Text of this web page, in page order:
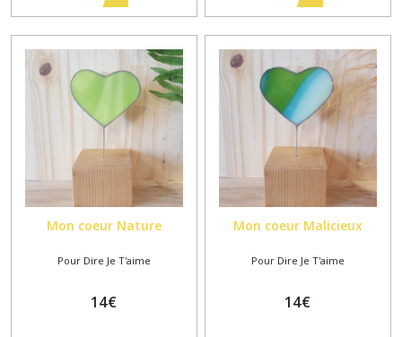
Mon coeur Nature
Pour Dire Je T'aime
14€
Mon coeur Malicieux
Pour Dire Je T'aime
14€